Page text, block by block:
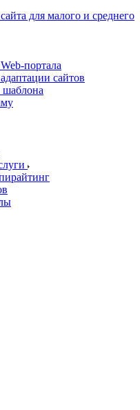
для малого и среднего
портала
сайтов
шаблона